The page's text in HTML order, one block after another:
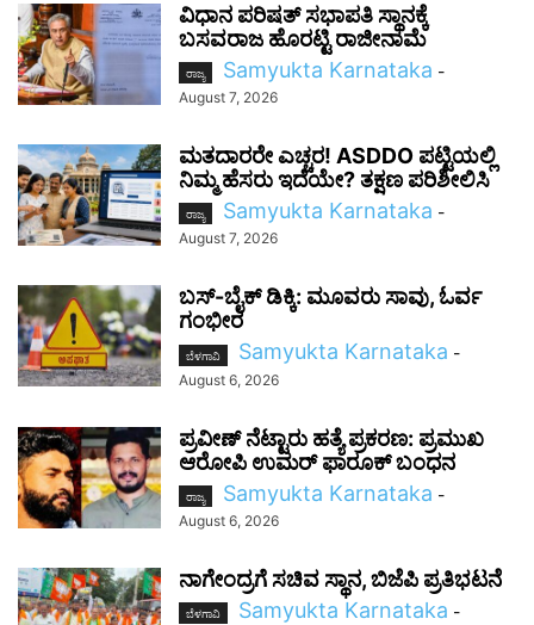
ವಿಧಾನ ಪರಿಷತ್ ಸಭಾಪತಿ ಸ್ಥಾನಕ್ಕೆ
ಬಸವರಾಜ ಹೊರಟ್ಟಿ ರಾಜೀನಾಮೆ
ರಾಜ್ಯ Samyukta Karnataka -
August 7, 2026
ಮತದಾರರೇ ಎಚ್ಚರ! ASDDO ಪಟ್ಟಿಯಲ್ಲಿ
ನಿಮ್ಮ ಹೆಸರು ಇದೆಯೇ? ತಕ್ಷಣ ಪರಿಶೀಲಿಸಿ
ರಾಜ್ಯ Samyukta Karnataka -
August 7, 2026
ಬಸ್-ಬೈಕ್ ಡಿಕ್ಕಿ: ಮೂವರು ಸಾವು, ಓರ್ವ
ಗಂಭೀರ
ಬೆಳಗಾವಿ Samyukta Karnataka -
August 6, 2026
ಪ್ರವೀಣ್ ನೆಟ್ಟಾರು ಹತ್ಯೆ ಪ್ರಕರಣ: ಪ್ರಮುಖ
ಆರೋಪಿ ಉಮರ್ ಫಾರೂಕ್ ಬಂಧನ
ರಾಜ್ಯ Samyukta Karnataka -
August 6, 2026
ನಾಗೇಂದ್ರಗೆ ಸಚಿವ ಸ್ಥಾನ, ಬಿಜೆಪಿ ಪ್ರತಿಭಟನೆ
ಬೆಳಗಾವಿ Samyukta Karnataka -